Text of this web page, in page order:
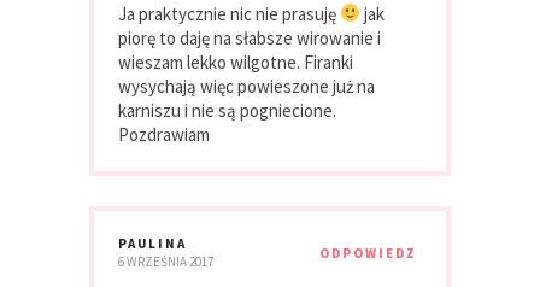
Ja praktycznie nic nie prasuję
jak
piorę to daję na słabsze wirowanie i
wieszam lekko wilgotne. Firanki
wysychają więc powieszone już na
karniszu i nie są pogniecione.
Pozdrawiam
PAULINA
6 WRZEŚNIA 2017
ODPOWIEDZ